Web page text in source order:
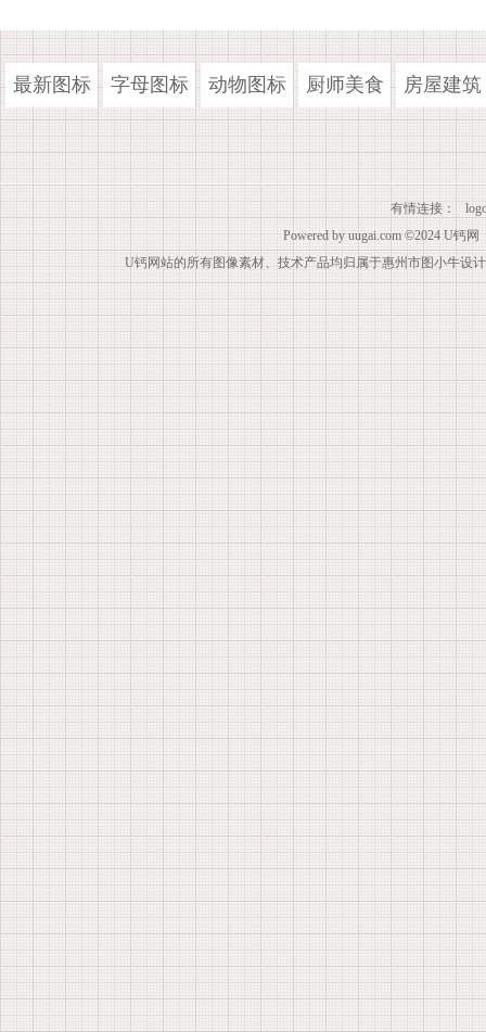
最新图标 字母图标 动物图标 厨师美食 房屋建筑
有情连接：
Powered by uugai.com ©2024 U钙网
U钙网站的所有图像素材、技术产品均归属于惠州市图小牛设